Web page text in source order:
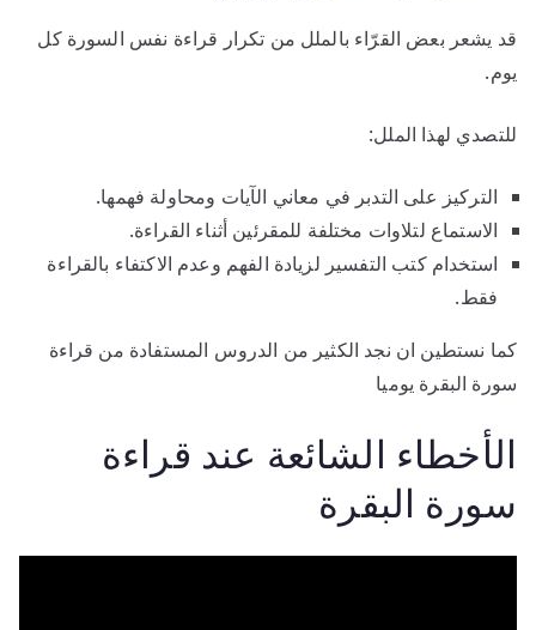
قد يشعر بعض القرّاء بالملل من تكرار قراءة نفس السورة كل
يوم.
للتصدي لهذا الملل:
التركيز على التدبر في معاني الآيات ومحاولة فهمها.
الاستماع لتلاوات مختلفة للمقرئين أثناء القراءة.
استخدام كتب التفسير لزيادة الفهم وعدم الاكتفاء بالقراءة
فقط.
كما نستطين ان نجد الكثير من الدروس المستفادة من قراءة
سورة البقرة يوميا
الأخطاء الشائعة عند قراءة
سورة البقرة